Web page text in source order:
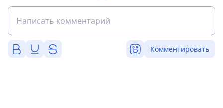
Комментировать